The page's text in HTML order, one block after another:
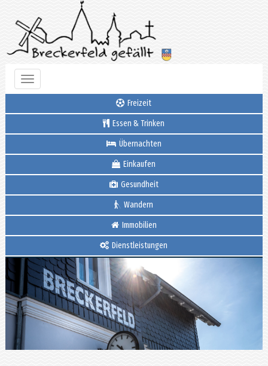
Toggle
navigation
Freizeit
Essen & Trinken
Übernachten
Einkaufen
Gesundheit
Wandern
Immobilien
Dienstleistungen